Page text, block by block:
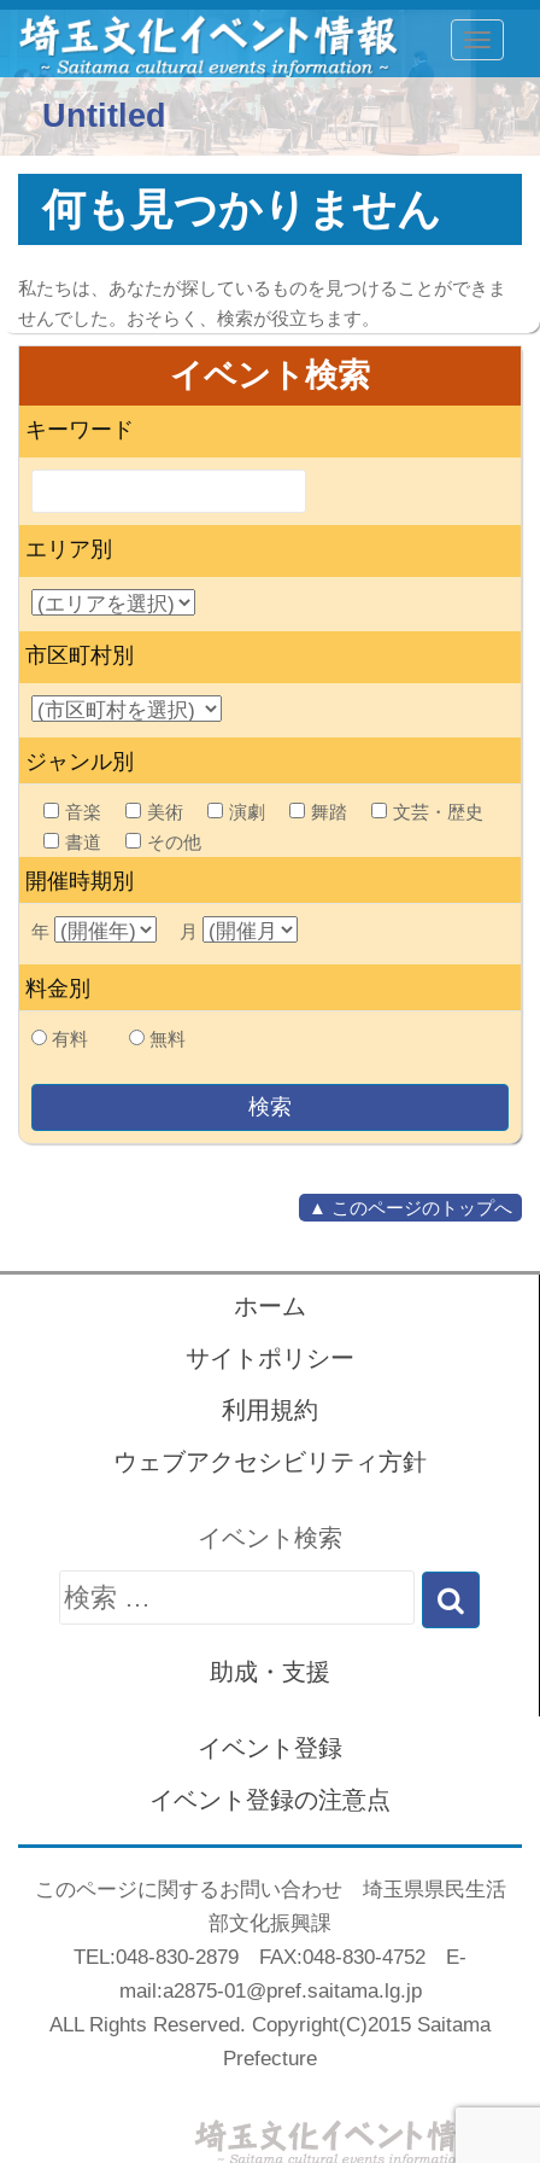
Untitled
何も見つかりません
私たちは、あなたが探しているものを見つけることができま
せんでした。おそらく、検索が役立ちます。
イベント検索
キーワード
エリア別
市区町村別
ジャンル別
音楽 美術 演劇 舞踏
文芸・歴史
書道
その他
開催時期別
年 月
料金別
有料 無料
▲ このページのトップへ
ホーム
サイトポリシー
利用規約
ウェブアクセシビリティ方針
イベント検索
検
助成・支援
イベント登録
イベント登録の注意点
このページに関するお問い合わせ 埼玉県県民生活
部文化振興課
TEL:048-830-2879 FAX:048-830-4752 E-
mail:a2875-01@pref.saitama.lg.jp
ALL Rights Reserved. Copyright(C)2015 Saitama
Prefecture